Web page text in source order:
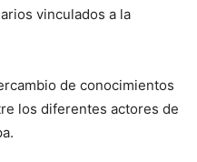
vinculados a la
de conocimientos
los diferentes actores de